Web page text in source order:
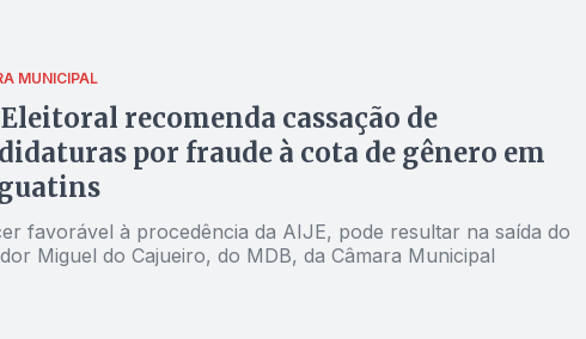
MUNICIPAL
recomenda cassação de
por fraude à cota de gênero em
favorável à procedência da AIJE, pode resultar na saída do
Miguel do Cajueiro, do MDB, da Câmara Municipal